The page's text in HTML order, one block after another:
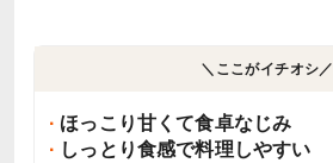
＼ここがイチオシ／
ほっこり甘くて食卓なじみ
しっとり食感で料理しやすい